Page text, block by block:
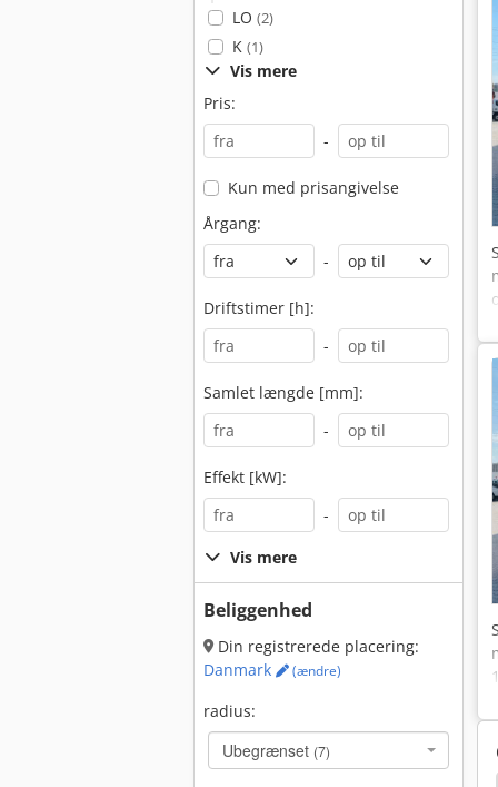
LO (2)
K (1)
Vis mere
Pris:
-
Kun med prisangivelse
Årgang:
-
Driftstimer [h]:
-
Samlet længde [mm]:
-
Effekt [kW]:
-
Vis mere
Beliggenhed
Din registrerede placering:
Danmark
(ændre)
radius:
Ubegrænset (7)